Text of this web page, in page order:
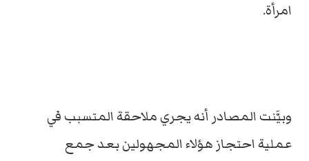
امرأة.
وبيَّنت المصادر أنه يجري ملاحقة المتسبب في
عملية احتجاز هؤلاء المجهولين بعد جمع